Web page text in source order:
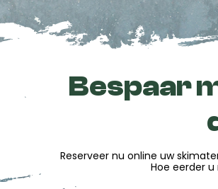
voordat je aankomt en profiteer van
Je spullen liggen voor je klaar in de
praatje met het team en je bent
te bedwingen.
Freeride Val d'Isère en haal het
van de eerste sporen in de
Bespaar
Reserveer nu online uw
Hoe eerder